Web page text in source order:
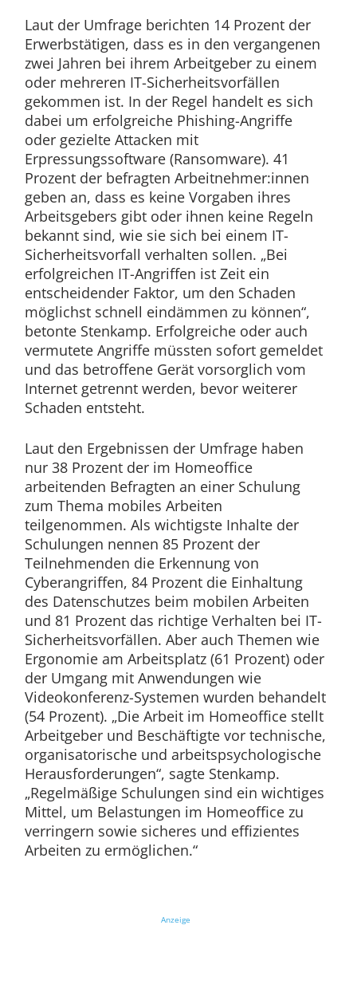
Laut der Umfrage berichten 14 Prozent der
Erwerbstätigen, dass es in den vergangenen
zwei Jahren bei ihrem Arbeitgeber zu einem
oder mehreren IT-Sicherheitsvorfällen
gekommen ist. In der Regel handelt es sich
dabei um erfolgreiche Phishing-Angriffe
oder gezielte Attacken mit
Erpressungssoftware (Ransomware). 41
Prozent der befragten Arbeitnehmer:innen
geben an, dass es keine Vorgaben ihres
Arbeitsgebers gibt oder ihnen keine Regeln
bekannt sind, wie sie sich bei einem IT-
Sicherheitsvorfall verhalten sollen. „Bei
erfolgreichen IT-Angriffen ist Zeit ein
entscheidender Faktor, um den Schaden
möglichst schnell eindämmen zu können“,
betonte Stenkamp. Erfolgreiche oder auch
vermutete Angriffe müssten sofort gemeldet
und das betroffene Gerät vorsorglich vom
Internet getrennt werden, bevor weiterer
Schaden entsteht.
Laut den Ergebnissen der Umfrage haben
nur 38 Prozent der im Homeoffice
arbeitenden Befragten an einer Schulung
zum Thema mobiles Arbeiten
teilgenommen. Als wichtigste Inhalte der
Schulungen nennen 85 Prozent der
Teilnehmenden die Erkennung von
Cyberangriffen, 84 Prozent die Einhaltung
des Datenschutzes beim mobilen Arbeiten
und 81 Prozent das richtige Verhalten bei IT-
Sicherheitsvorfällen. Aber auch Themen wie
Ergonomie am Arbeitsplatz (61 Prozent) oder
der Umgang mit Anwendungen wie
Videokonferenz-Systemen wurden behandelt
(54 Prozent). „Die Arbeit im Homeoffice stellt
Arbeitgeber und Beschäftigte vor technische,
organisatorische und arbeitspsychologische
Herausforderungen“, sagte Stenkamp.
„Regelmäßige Schulungen sind ein wichtiges
Mittel, um Belastungen im Homeoffice zu
verringern sowie sicheres und effizientes
Arbeiten zu ermöglichen.“
Anzeige